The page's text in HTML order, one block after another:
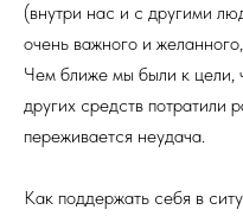
(внутри нас и с другими
очень важного и
Чем ближе мы были к цели,
других средств потратили
переживается неудача.
Как поддержать себя в